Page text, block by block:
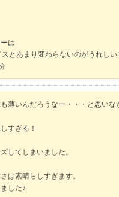
は
とあまり変わらないのがうれしい
薄いんだろうなー・・・と思い
すぎる！
してしまいました。
は素晴らしすぎます。
した♪